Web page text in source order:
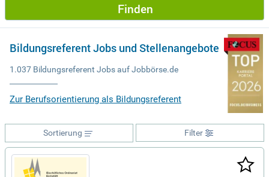
Finden
Bildungsreferent Jobs und Stellenangebote
1.037 Bildungsreferent Jobs auf Jobbörse.de
Zur Berufsorientierung als Bildungsreferent
Filter
Sortierung